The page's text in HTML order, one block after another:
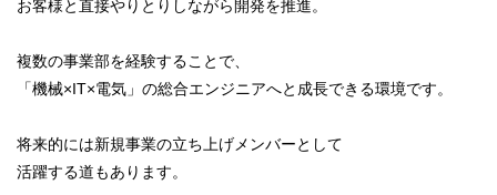
お客様と直接やりとりしながら開発を推進。
複数の事業部を経験することで、
「機械×IT×電気」の総合エンジニアへと成長できる環境です。
将来的には新規事業の立ち上げメンバーとして
活躍する道もあります。